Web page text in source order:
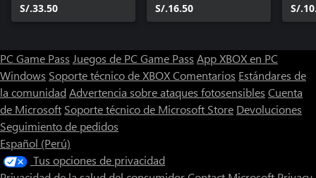
S/.33.50
S/.16.50 S/
PC Game Pass Juegos de PC Game Pass App XBOX en PC
Windows Soporte técnico de XBOXComentarios Estándares de
la comunidad Advertencia sobre ataques fotosensibles Cuenta
de Microsoft Soporte técnico de Microsoft Store Devoluciones
Seguimiento de pedidos
Español (Perú)
Tus opciones de privacidad